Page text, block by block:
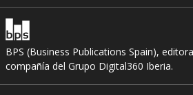
BPS (Business Publications Spain),
compañía del Grupo Digital360 Iberia.